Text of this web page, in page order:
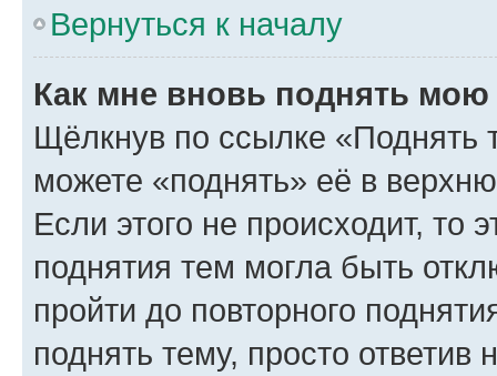
Вернуться к началу
Как мне вновь поднять мою
Щёлкнув по ссылке «Поднять
можете «поднять» её в
Если этого не происходит, то
поднятия тем могла быть
пройти до повторного
поднять тему, просто ответив